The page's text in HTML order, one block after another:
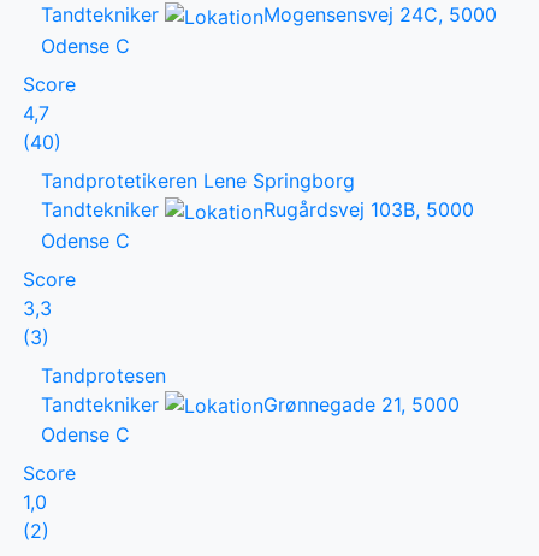
Tandtekniker
Mogensensvej 24C, 5000
Odense C
Score
4,7
(40)
Tandprotetikeren Lene Springborg
Tandtekniker
Rugårdsvej 103B, 5000
Odense C
Score
3,3
(3)
Tandprotesen
Tandtekniker
Grønnegade 21, 5000
Odense C
Score
1,0
(2)